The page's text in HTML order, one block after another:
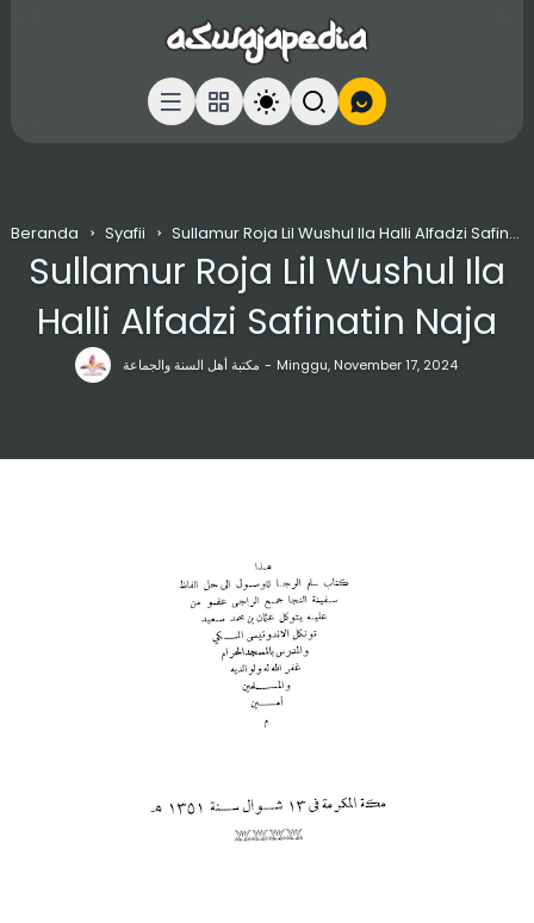
Beranda Syafii Sullamur Roja Lil Wushul Ila Halli Alfadzi Safinatin Naja
مكتبة أهل السنة والجماعة Minggu, November 17, 2024
Sullamur Roja Lil Wushul Ila
Halli Alfadzi Safinatin Naja